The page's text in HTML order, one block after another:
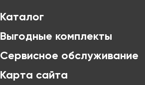
Каталог
Выгодные комплекты
Сервисное обслуживание
Карта сайта